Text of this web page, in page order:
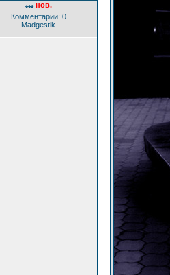
*** нов.
Комментарии: 0
Madgestik